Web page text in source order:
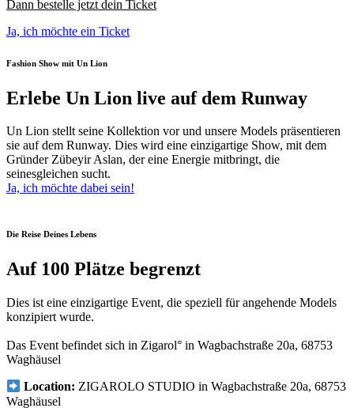
Dann bestelle jetzt dein Ticket
Ja, ich möchte ein Ticket
Fashion Show mit Un Lion
Erlebe Un Lion live auf dem Runway
Un Lion stellt seine Kollektion vor und unsere Models präsentieren
sie auf dem Runway. Dies wird eine einzigartige Show, mit dem
Gründer Zübeyir Aslan, der eine Energie mitbringt, die
seinesgleichen sucht.
Ja, ich möchte dabei sein!
Die Reise Deines Lebens
Auf 100 Plätze begrenzt
Dies ist eine einzigartige Event, die speziell für angehende Models
konzipiert wurde.
Das Event befindet sich in Zigarol° in Wagbachstraße 20a, 68753
Waghäusel
Location: ZIGAROLO STUDIO in Wagbachstraße 20a, 68753
Waghäusel